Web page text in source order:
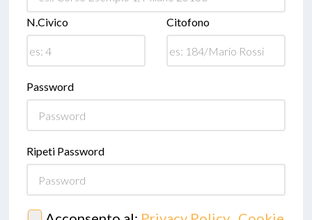
N.Civico Citofono
Password
Ripeti Password